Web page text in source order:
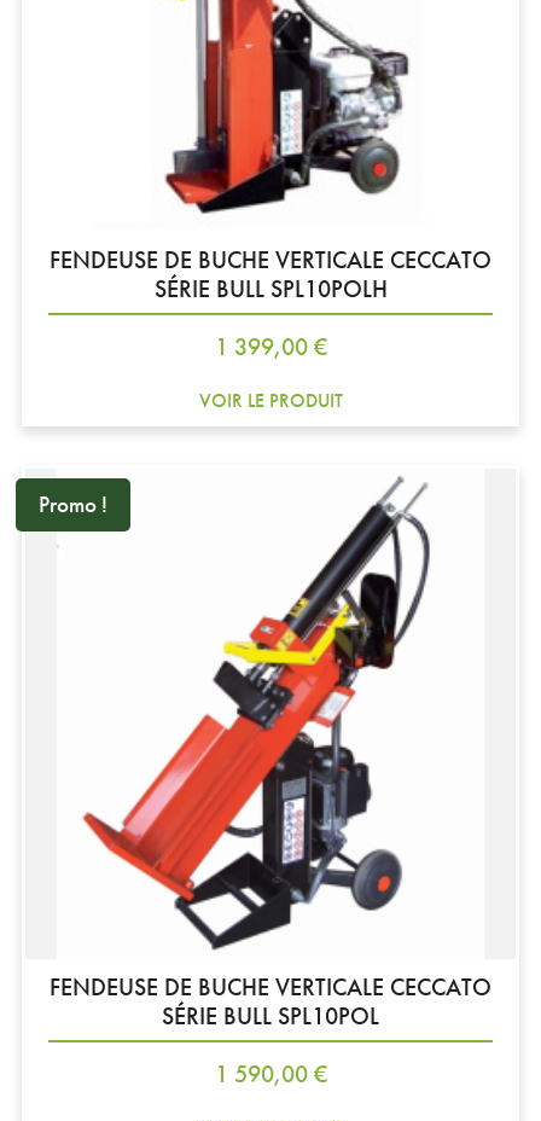
FENDEUSE DE BUCHE VERTICALE CECCATO
SÉRIE BULL SPL10POLH
Prix
1 399,00 €
VOIR LE PRODUIT
FENDEUSE DE BUCHE VERTICALE CECCATO
SÉRIE BULL SPL10POL
Prix
1 590,00 €
Promo !